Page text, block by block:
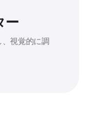
ー
視覚的に調